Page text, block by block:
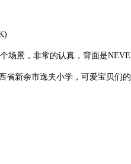
景，非常的认真，背面是
省新余市逸夫小学，可爱宝贝们